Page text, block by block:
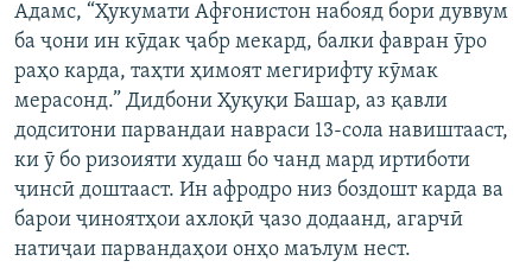
Адамс, “Ҳукумати Афғонистон набояд бори дуввум
ба ҷони ин кӯдак ҷабр мекард, балки фавран ӯро
раҳо карда, таҳти ҳимоят мегирифту кӯмак
мерасонд.” Дидбони Ҳуқуқи Башар, аз қавли
додситони парвандаи навраси 13-сола навиштааст,
ки ӯ бо ризоияти худаш бо чанд мард иртиботи
ҷинсӣ доштааст. Ин афродро низ боздошт карда ва
барои ҷиноятҳои ахлоқӣ ҷазо додаанд, агарчӣ
натиҷаи парвандаҳои онҳо маълум нест.